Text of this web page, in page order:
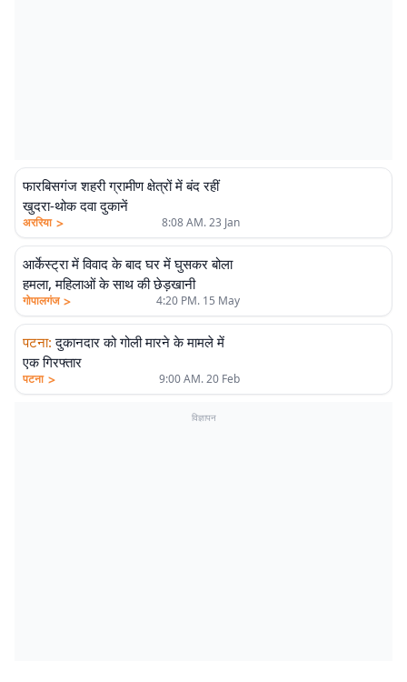
फारबिसगंज शहरी ग्रामीण क्षेत्रों में बंद रहीं
खुदरा-थोक दवा दुकानें
अररिया > 8:08 AM. 23 Jan
आर्केस्ट्रा में विवाद के बाद घर में घुसकर बोला
हमला, महिलाओं के साथ की छेड़खानी
गोपालगंज > 4:20 PM. 15 May
पटना: दुकानदार को गोली मारने के मामले में
एक गिरफ्तार
पटना > 9:00 AM. 20 Feb
विज्ञापन